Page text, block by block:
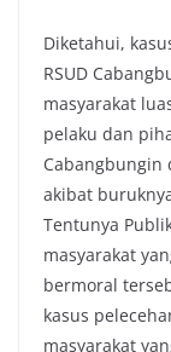
Diketahui,
RSUD
masyarakat
pelaku dan
Cabangbungin
akibat
Tentunya
masyarakat
bermoral
kasus
masyarakat